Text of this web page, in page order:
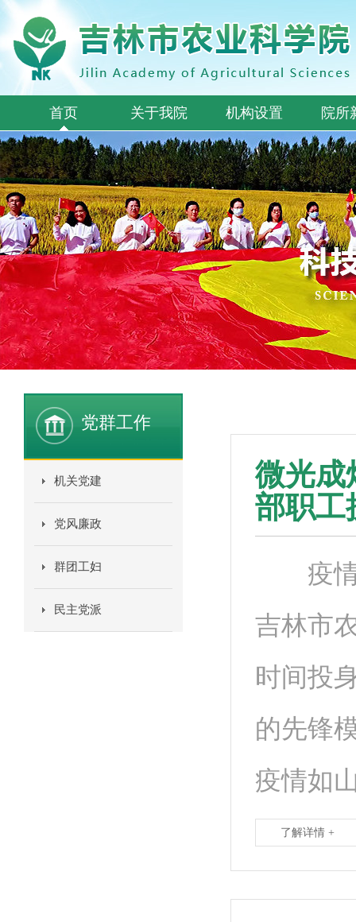
首页 关于我院 机构设置 院所
党群工作
机关党建
党风廉政
群团工妇
民主党派
微光
部职工
疫情
吉林市
时间投
的先锋
疫情如
了解详情 +